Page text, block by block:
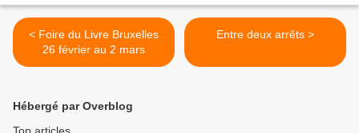
< Foire du Livre Bruxelles
26 février au 2 mars
Entre deux arrêts >
Hébergé par Overblog
Top articles